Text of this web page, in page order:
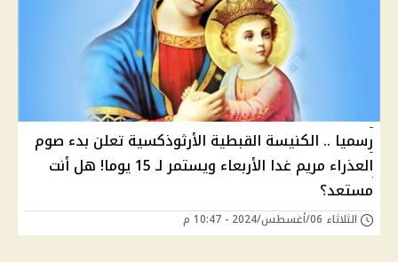
رسميا .. الكنيسة القبطية الأرثوذكسية تعلن بدء صوم
العذراء مريم غدا الأربعاء ويستمر لـ 15 يوما! هل أنت
مستعد؟
الثلاثاء 06/أغسطس/2024 - 10:47 م